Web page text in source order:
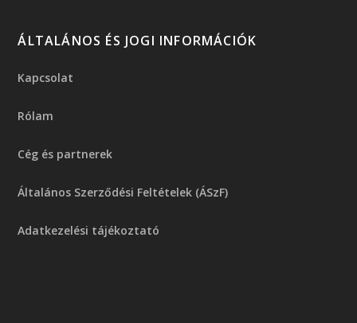
ÁLTALÁNOS ÉS JOGI INFORMÁCIÓK
Kapcsolat
Rólam
Cég és partnerek
Általános Szerződési Feltételek (ÁSzF)
Adatkezelési tájékoztató